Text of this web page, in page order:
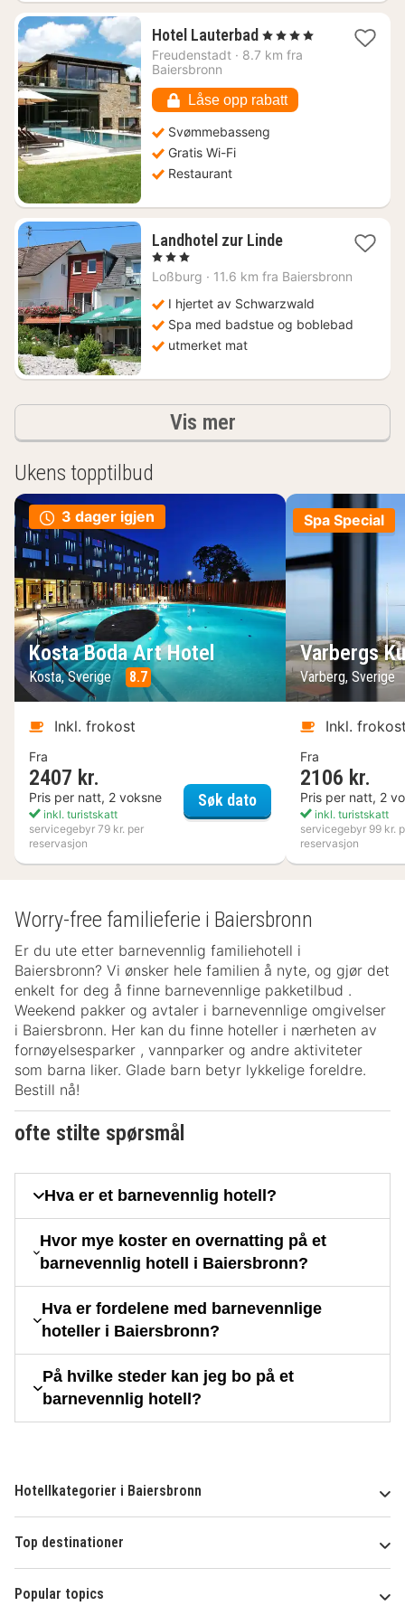
Hotel Lauterbad 1
natt
kr.
, 4 Stjerner
Freudenstadt · 8.7 km fra
Baiersbronn
Låse opp rabatt
Svømmebasseng
Gratis Wi-Fi
Restaurant
Landhotel zur Linde1
fra
kr.
, 3 Stjerner
Loßburg · 11.6 km fra Baiersbronn
I hjertet av Schwarzwald
Spa med badstue og boblebad
utmerket mat
Vis merResultater
Ukens topptilbud
3 dager igjen
Kosta Boda Art Hotel
Kosta, Sverige 8.7
Inkl. frokost
Fra
2407 kr.
Pris per natt, 2 voksne
inkl. turistskatt
servicegebyr 79 kr. per
reservasjon
Søk datoKosta Boda Art Hotel
Spa Special
Varbergs
Varberg, Sverige
Inkl.
Fra
2106 kr.
Pris per natt, 2
inkl. turistskatt
servicegebyr 99 kr.
reservasjon
Worry-free familieferie i Baiersbronn
Er du ute etter barnevennlig familiehotell i
Baiersbronn? Vi ønsker hele familien å nyte, og gjør det
enkelt for deg å finne barnevennlige pakketilbud .
Weekend pakker og avtaler i barnevennlige omgivelser
i Baiersbronn. Her kan du finne hoteller i nærheten av
fornøyelsesparker , vannparker og andre aktiviteter
som barna liker. Glade barn betyr lykkelige foreldre.
Bestill nå!
ofte stilte spørsmål
Hva er et barnevennlig hotell?
Hvor mye koster en overnatting på et
barnevennlig hotell i Baiersbronn?
Hva er fordelene med barnevennlige
hoteller i Baiersbronn?
På hvilke steder kan jeg bo på et
barnevennlig hotell?
Hotellkategorier i Baiersbronn
Top destinationer
Popular topics